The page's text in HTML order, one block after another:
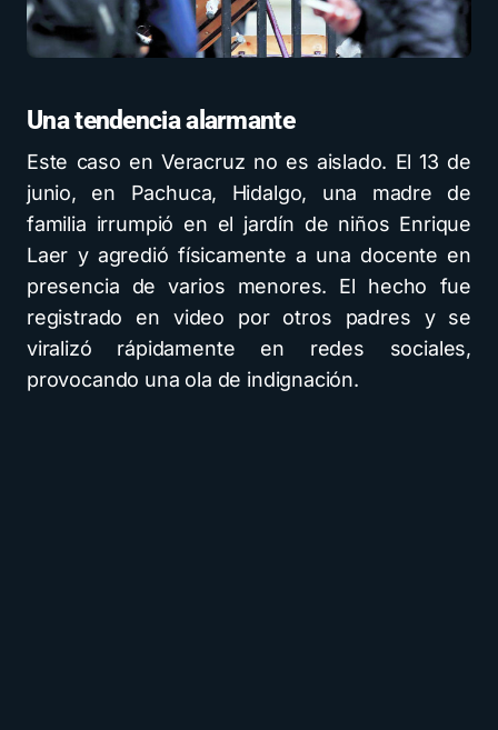
Una tendencia alarmante
Este caso en Veracruz no es aislado. El 13 de
junio, en Pachuca, Hidalgo, una madre de
familia irrumpió en el jardín de niños Enrique
Laer y agredió físicamente a una docente en
presencia de varios menores. El hecho fue
registrado en video por otros padres y se
viralizó rápidamente en redes sociales,
provocando una ola de indignación.